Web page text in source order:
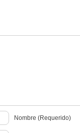
Nombre (Requerido)